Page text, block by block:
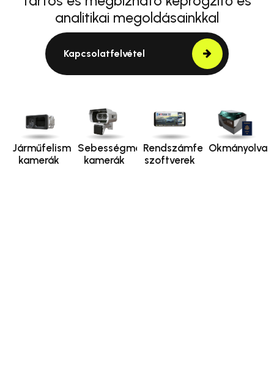
analitikai megoldásainkkal
Kapcsolatfelvétel
Járműfelismerő
kamerák
Sebességmérő
kamerák
Rendszámfelismerő
szoftverek